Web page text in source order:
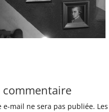
commentaire
e-mail ne sera pas publiée. Les